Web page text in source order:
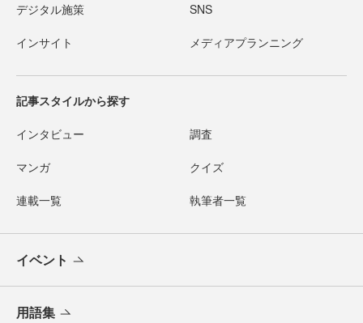
デジタル施策 SNS
インサイト メディアプランニング
記事スタイルから探す
インタビュー 調査
マンガ クイズ
連載一覧 執筆者一覧
イベント
用語集